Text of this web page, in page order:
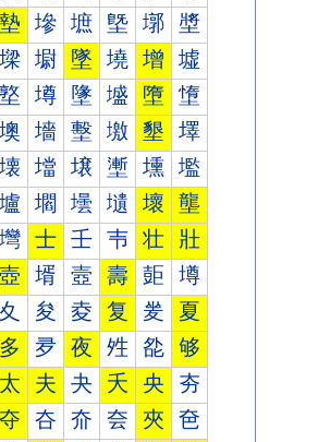
墊 墋 墌 墍 墎 墏
墚 墛 墜 墝 增 墟
墪 墫 墬 墭 墮 墯
墺 墻 墼 墽 墾 墿
壊 壋 壌 壍 壎 壏
壚 壛 壜 壝 壞 壟
壪 士 壬 壭 壮 壯
壺 壻 壼 壽 壾 壿
夊 夋 夌 复 夎 夏
多 夛 夜 夝 夞 够
太 夫 夬 夭 央 夯
夺 夻 夼 夽 夾 夿